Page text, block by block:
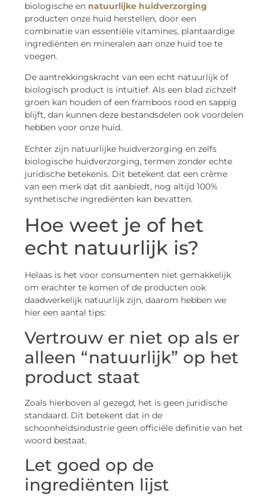
biologische en natuurlijke huidverzorging
producten onze huid herstellen, door een
combinatie van essentiële vitamines, plantaardige
ingrediënten en mineralen aan onze huid toe te
voegen.
De aantrekkingskracht van een echt natuurlijk of
biologisch product is intuïtief. Als een blad zichzelf
groen kan houden of een framboos rood en sappig
blijft, dan kunnen deze bestandsdelen ook voordelen
hebben voor onze huid.
Echter zijn natuurlijke huidverzorging en zelfs
biologische huidverzorging, termen zonder echte
juridische betekenis. Dit betekent dat een crème
van een merk dat dit aanbiedt, nog altijd 100%
synthetische ingrediënten kan bevatten.
Hoe weet je of het
echt natuurlijk is?
Helaas is het voor consumenten niet gemakkelijk
om erachter te komen of de producten ook
daadwerkelijk natuurlijk zijn, daarom hebben we
hier een aantal tips:
Vertrouw er niet op als er
alleen “natuurlijk” op het
product staat
Zoals hierboven al gezegd, het is geen juridische
standaard. Dit betekent dat in de
schoonheidsindustrie geen officiële definitie van het
woord bestaat.
Let goed op de
ingrediënten lijst